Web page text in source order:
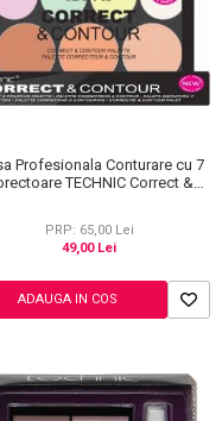
Profesionala Conturare cu 7
TECHNIC Correct &
PRP: 65,00 Lei
49,00 Lei
ADAUGA IN COS